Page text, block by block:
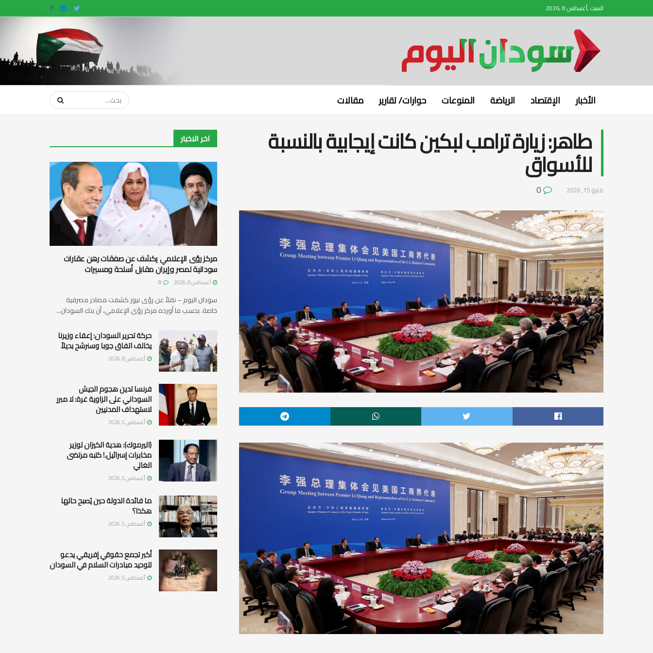
السبت ,أغسطس 8 ,2026
الأخبار الإقتصاد الرياضة المنوعات حوارات/ تقارير مقالات
طاهر: زيارة ترامب لبكين كانت إيجابية بالنسبة
للأسواق
مايو 15, 2026
اخر الاخبار
مركز رؤى الإعلامي يكشف عن صفقات رهن عقارات
سودانية لمصر وإيران مقابل أسلحة ومسيرات
أغسطس 8, 2026
سودان اليوم – نقلاً عن رؤى نيوز كشفت مصادر مصرفية
خاصة، بحسب ما أورده مركز رؤى الإعلامي، أن بنك السودان...
حركة تحرير السودان: إعفاء وزيرنا
يخالف اتفاق جوبا وسنرشح بديلاً
أغسطس 8, 2026
فرنسا تدين هجوم الجيش
السوداني على الزاوية غرة: لا مبرر
لاستهداف المدنيين
أغسطس 5, 2026
(اليرموك): هدية الكيزان لوزير
مخابرات إسرائيل.! كتبه مرتضى
الغالي
أغسطس 5, 2026
ما فائدة الدولة حين يُصبح حالها
هكذا؟
أغسطس 5, 2026
أكبر تجمع حقوقي إفريقي يدعو
لتوحيد مبادرات السلام في السودان
أغسطس 5, 2026